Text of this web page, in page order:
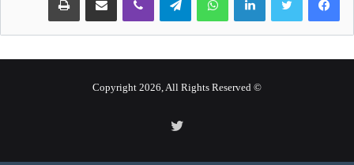
© Copyright 2026, All Rights Reserved